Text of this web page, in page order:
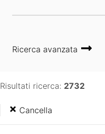
Ricerca avanzata
Risultati ricerca: 2732
Cancella